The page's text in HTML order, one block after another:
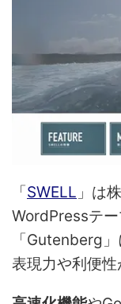
「SWELL 」は
WordPressテ
「Gutenberg
表現力や利便性